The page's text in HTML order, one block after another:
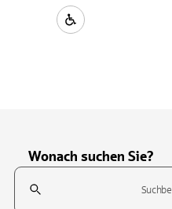
Wonach suchen Sie?
Suchfeld